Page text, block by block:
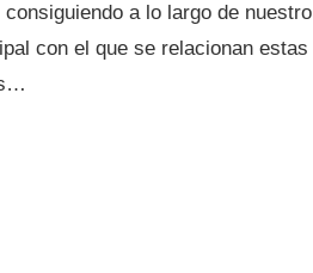
a lo largo de nuestro
con el que se relacionan estas